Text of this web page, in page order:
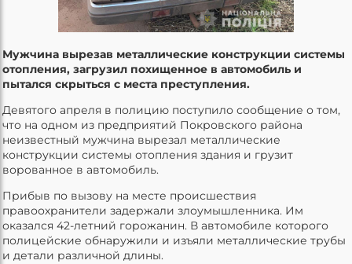
Мужчина вырезав металлические конструкции системы
отопления, загрузил похищенное в автомобиль и
пытался скрыться с места преступления.
Девятого апреля в полицию поступило сообщение о том,
что на одном из предприятий Покровского района
неизвестный мужчина вырезал металлические
конструкции системы отопления здания и грузит
ворованное в автомобиль.
Прибыв по вызову на месте происшествия
правоохранители задержали злоумышленника. Им
оказался 42-летний горожанин. В автомобиле которого
полицейские обнаружили и изъяли металлические трубы
и детали различной длины.